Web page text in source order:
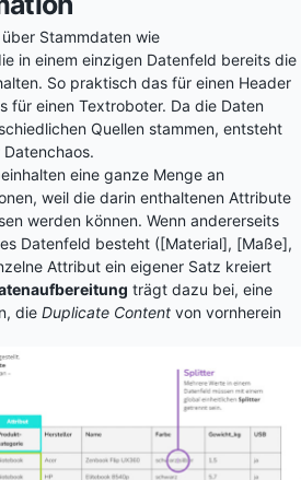
Stammdaten wie
in einem einzigen Datenfeld bereits die
So praktisch das für einen Header
für einen Textroboter. Da die Daten
Quellen stammen, entsteht
eine ganze Menge an
weil die darin enthaltenen Attribute
werden können. Wenn andererseits
Datenfeld besteht ([Material], [Maße],
Attribut ein eigener Satz kreiert
trägt dazu bei, eine
die Duplicate Content von vornherein